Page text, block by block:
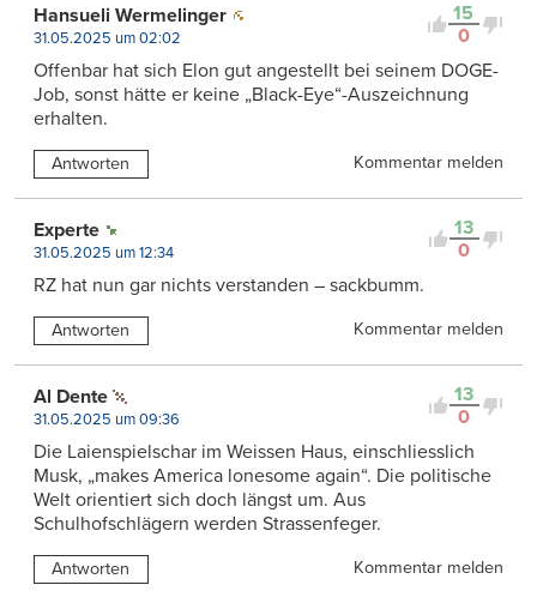
15
0
Hansueli Wermelinger
31.05.2025 um 02:02
Offenbar hat sich Elon gut angestellt bei seinem DOGE-
Job, sonst hätte er keine „Black-Eye“-Auszeichnung
erhalten.
Antworten Kommentar melden
13
0
Experte
31.05.2025 um 12:34
RZ hat nun gar nichts verstanden – sackbumm.
Antworten Kommentar melden
13
0
Al Dente
31.05.2025 um 09:36
Die Laienspielschar im Weissen Haus, einschliesslich
Musk, „makes America lonesome again“. Die politische
Welt orientiert sich doch längst um. Aus
Schulhofschlägern werden Strassenfeger.
Antworten Kommentar melden